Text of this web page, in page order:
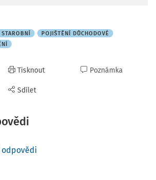
STAROBNÍ
POJIŠTĚNÍ DŮCHODOVÉ
Tisknout
Sdílet
Poznámka
odpovědi